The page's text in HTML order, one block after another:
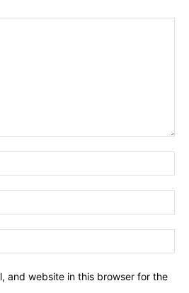
and website in this browser for the